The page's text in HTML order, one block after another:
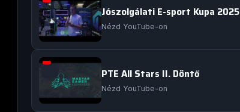
Jószolgálati E-sport Kupa
Nézd YouTube-on
PTE All Stars II. Döntő
Nézd YouTube-on